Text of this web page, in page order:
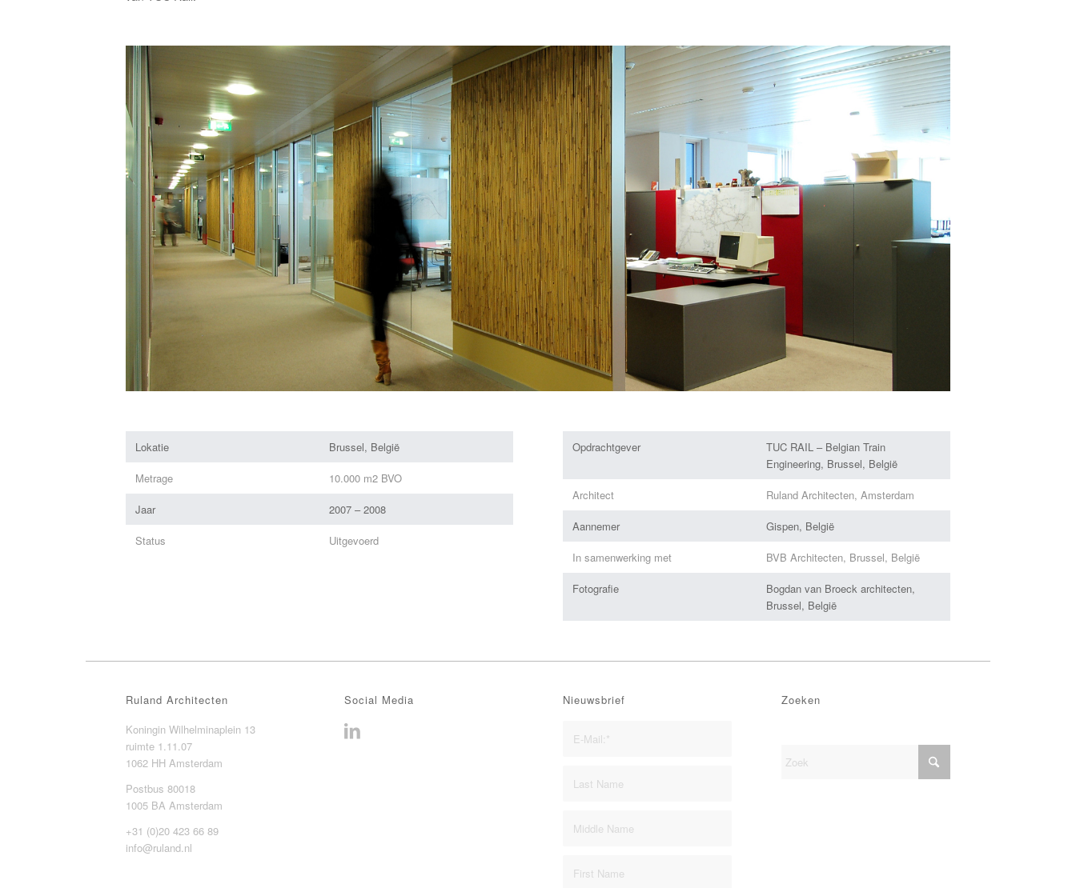
Lokatie Brussel, België
Metrage 10.000 m2 BVO
Jaar 2007 – 2008
Status Uitgevoerd
Opdrachtgever
TUC RAIL – Belgian Train
Engineering, Brussel, België
Architect Ruland Architecten, Amsterdam
Aannemer Gispen, België
In samenwerking met BVB Architecten, Brussel, België
Fotografie
Bogdan van Broeck architecten,
Brussel, België
Ruland Architecten
Koningin Wilhelminaplein 13
ruimte 1.11.07
1062 HH Amsterdam
Postbus 80018
1005 BA Amsterdam
+31 (0)20 423 66 89
info@ruland.nl
Social Media Nieuwsbrief Zoeken